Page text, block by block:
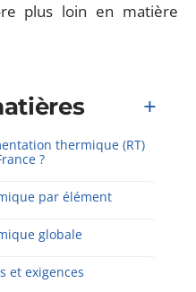
plus loin en matière
thermique (RT)
?
par élément
globale
et exigences